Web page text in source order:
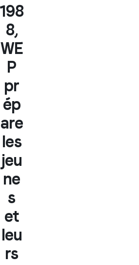
198
8,
WE
P
pr
ép
are
les
jeu
ne
s
et
leu
rs